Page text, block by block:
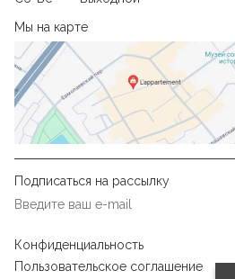
Мы на карте
Подписаться на рассылку
Конфиденциальность
Пользовательское соглашение